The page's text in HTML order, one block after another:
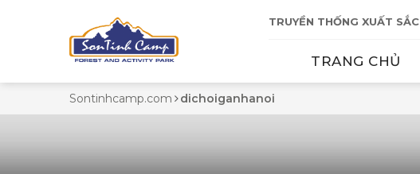
TRUYỀN THỐNG XUẤT SẮC
TRANG CHỦ
Sontinhcamp.com dichoiganhanoi